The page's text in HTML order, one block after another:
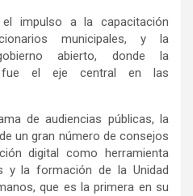
impulso a la capacitación
municipales, y la
abierto, donde la
fue el eje central en las
de audiencias públicas, la
un gran número de consejos
digital como herramienta
y la formación de la Unidad
que es la primera en su